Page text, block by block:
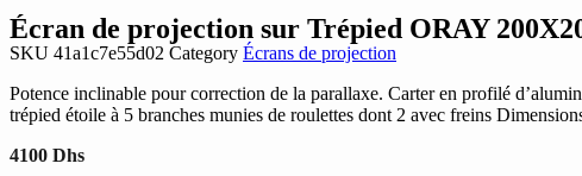
Écran de projection sur Trépied ORAY
SKU 41a1c7e55d02 Category Écrans de projection
Potence inclinable pour correction de la parallaxe. Carter en profilé
trépied étoile à 5 branches munies de roulettes dont 2 avec freins
4100 Dhs